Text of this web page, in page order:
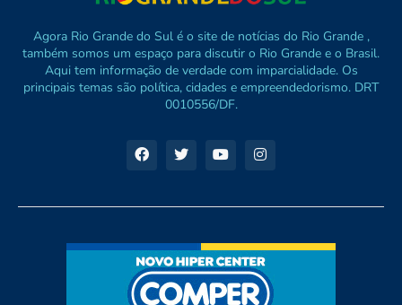
Agora Rio Grande do Sul é o site de notícias do Rio Grande ,
também somos um espaço para discutir o Rio Grande e o Brasil.
Aqui tem informação de verdade com imparcialidade. Os
principais temas são política, cidades e empreendedorismo. DRT
0010556/DF.